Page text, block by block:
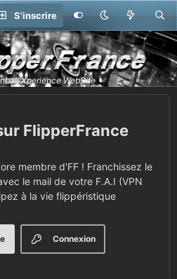
S'inscrire
FlipperFrance
membre d'FF ! Franchissez le
le mail de votre F.A.I (VPN
à la vie flippéristique
Connexion